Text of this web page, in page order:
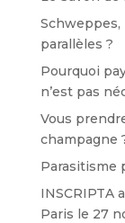
Schweppes,
parallèles ?
Pourquoi
n’est pas
Vous
champagne
Parasitisme
INSCRIPTA
Paris le 27